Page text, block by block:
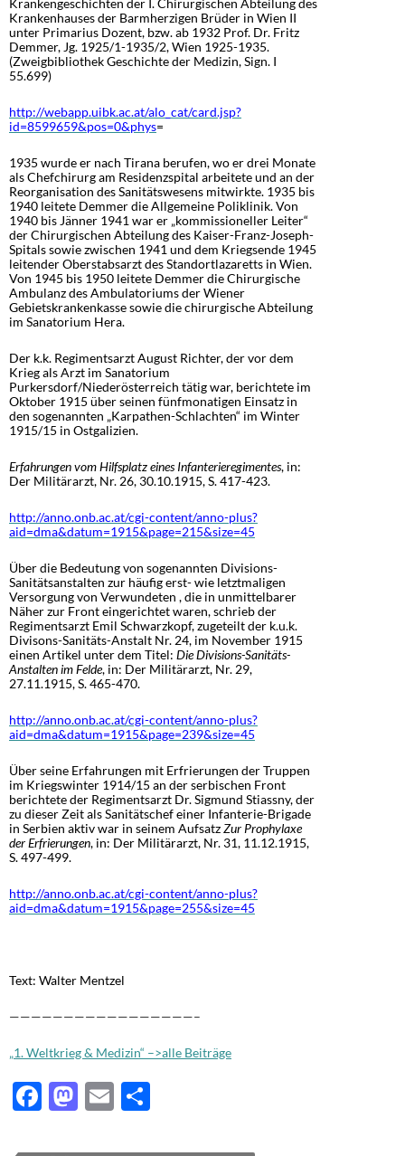
Krankengeschichten der I. Chirurgischen Abteilung des
Krankenhauses der Barmherzigen Brüder in Wien II
unter Primarius Dozent, bzw. ab 1932 Prof. Dr. Fritz
Demmer, Jg. 1925/1-1935/2, Wien 1925-1935.
(Zweigbibliothek Geschichte der Medizin, Sign. I
55.699)
http://webapp.uibk.ac.at/alo_cat/card.jsp?
id=8599659&pos=0&phys=
1935 wurde er nach Tirana berufen, wo er drei Monate
als Chefchirurg am Residenzspital arbeitete und an der
Reorganisation des Sanitätswesens mitwirkte. 1935 bis
1940 leitete Demmer die Allgemeine Poliklinik. Von
1940 bis Jänner 1941 war er „kommissioneller Leiter“
der Chirurgischen Abteilung des Kaiser-Franz-Joseph-
Spitals sowie zwischen 1941 und dem Kriegsende 1945
leitender Oberstabsarzt des Standortlazaretts in Wien.
Von 1945 bis 1950 leitete Demmer die Chirurgische
Ambulanz des Ambulatoriums der Wiener
Gebietskrankenkasse sowie die chirurgische Abteilung
im Sanatorium Hera.
Der k.k. Regimentsarzt August Richter, der vor dem
Krieg als Arzt im Sanatorium
Purkersdorf/Niederösterreich tätig war, berichtete im
Oktober 1915 über seinen fünfmonatigen Einsatz in
den sogenannten „Karpathen-Schlachten“ im Winter
1915/15 in Ostgalizien.
Erfahrungen vom Hilfsplatz eines Infanterieregimentes, in:
Der Militärarzt, Nr. 26, 30.10.1915, S. 417-423.
http://anno.onb.ac.at/cgi-content/anno-plus?
aid=dma&datum=1915&page=215&size=45
Über die Bedeutung von sogenannten Divisions-
Sanitätsanstalten zur häufig erst- wie letztmaligen
Versorgung von Verwundeten , die in unmittelbarer
Näher zur Front eingerichtet waren, schrieb der
Regimentsarzt Emil Schwarzkopf, zugeteilt der k.u.k.
Divisons-Sanitäts-Anstalt Nr. 24, im November 1915
einen Artikel unter dem Titel: Die Divisions-Sanitäts-
Anstalten im Felde, in: Der Militärarzt, Nr. 29,
27.11.1915, S. 465-470.
http://anno.onb.ac.at/cgi-content/anno-plus?
aid=dma&datum=1915&page=239&size=45
Über seine Erfahrungen mit Erfrierungen der Truppen
im Kriegswinter 1914/15 an der serbischen Front
berichtete der Regimentsarzt Dr. Sigmund Stiassny, der
zu dieser Zeit als Sanitätschef einer Infanterie-Brigade
in Serbien aktiv war in seinem AufsatzZur Prophylaxe
der Erfrierungen, in: Der Militärarzt, Nr. 31, 11.12.1915,
S. 497-499.
http://anno.onb.ac.at/cgi-content/anno-plus?
aid=dma&datum=1915&page=255&size=45
Text: Walter Mentzel
—————————————————–
„1. Weltkrieg & Medizin“ –>alle Beiträge
F
M E